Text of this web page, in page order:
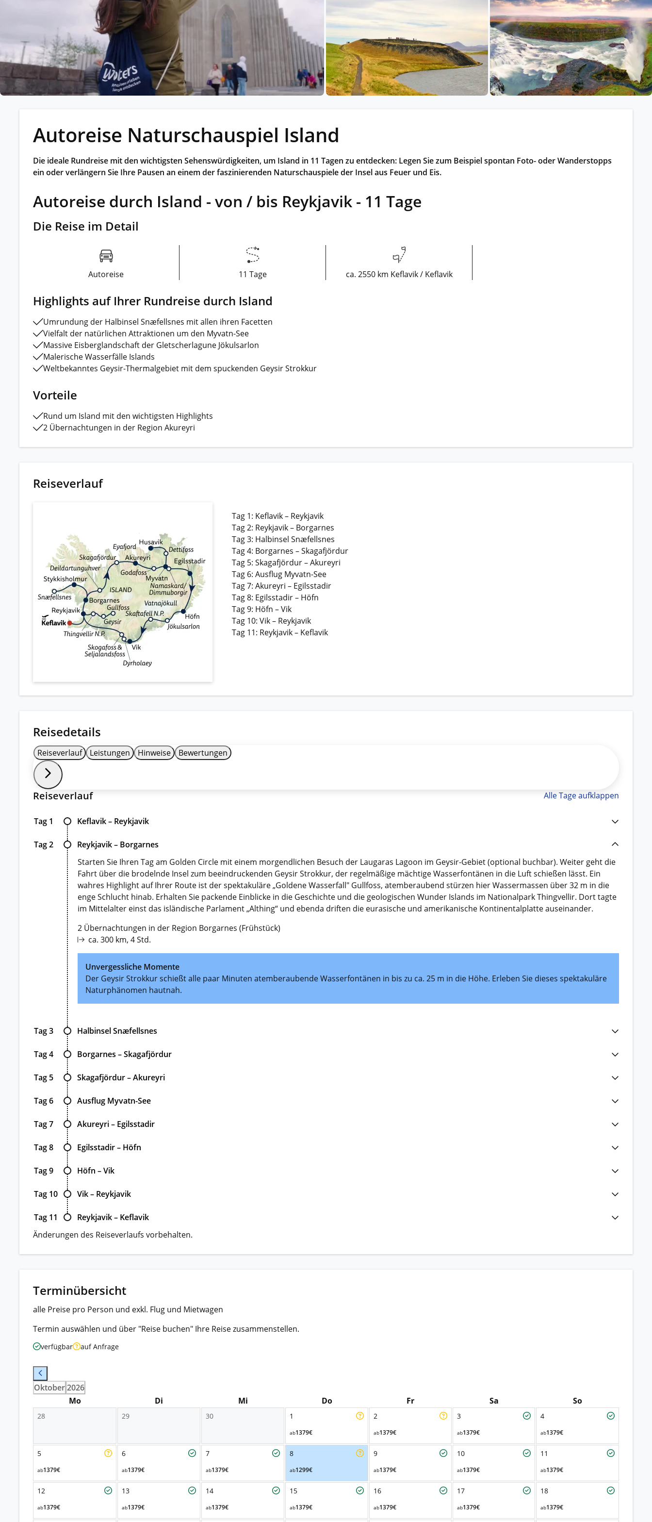
Kleingruppenreisen
Reisen in kleinen Gruppen mit max. 18
Teilnehmern – persönlich, intensiv und
Alle Gruppenreisen
Eine Stadt als Ausgangspunkt für spannende
Erkundungen und Ausflüge in die Umgebung.
Alle Autoreisen & mehr
Landausflüge
Sehenswürdigkeiten an Land entdecken.
Alle Schiffsreisen
Autoreise Naturschauspiel Island
Die ideale Rundreise mit den wichtigsten Sehenswürdigkeiten, um Island in 11 Tagen zu entdecken: Legen Sie zum Beispiel spontan Foto- oder Wanderstopps
ein oder verlängern Sie Ihre Pausen an einem der faszinierenden Naturschauspiele der Insel aus Feuer und Eis.
Autoreise durch Island - von / bis Reykjavik - 11 Tage
Die Reise im Detail
Autoreise 11 Tage ca. 2550 km Keflavik / Keflavik
Highlights auf Ihrer Rundreise durch Island
Umrundung der Halbinsel Snæfellsnes mit allen ihren Facetten
Vielfalt der natürlichen Attraktionen um den Myvatn-See
Massive Eisberglandschaft der Gletscherlagune Jökulsarlon
Malerische Wasserfälle Islands
Weltbekanntes Geysir-Thermalgebiet mit dem spuckenden Geysir Strokkur
Vorteile
Rund um Island mit den wichtigsten Highlights
2 Übernachtungen in der Region Akureyri
Reiseverlauf
Tag 1: Keflavik – Reykjavik
Tag 2: Reykjavik – Borgarnes
Tag 3: Halbinsel Snæfellsnes
Tag 4: Borgarnes – Skagafjördur
Tag 5: Skagafjördur – Akureyri
Tag 6: Ausflug Myvatn-See
Tag 7: Akureyri – Egilsstadir
Tag 8: Egilsstadir – Höfn
Tag 9: Höfn – Vik
Tag 10: Vik – Reykjavik
Tag 11: Reykjavik – Keflavik
Reisedetails
Reiseverlauf Leistungen Hinweise Bewertungen
Reiseverlauf Alle Tage aufklappen
Tag 1 Keflavik – Reykjavik
Tag 2
Reykjavik – Borgarnes
Starten Sie Ihren Tag am Golden Circle mit einem morgendlichen Besuch der Laugaras Lagoon im Geysir-Gebiet (optional buchbar). Weiter geht die
Fahrt über die brodelnde Insel zum beeindruckenden Geysir Strokkur, der regelmäßige mächtige Wasserfontänen in die Luft schießen lässt. Ein
wahres Highlight auf Ihrer Route ist der spektakuläre „Goldene Wasserfall" Gullfoss, atemberaubend stürzen hier Wassermassen über 32 m in die
enge Schlucht hinab. Erhalten Sie packende Einblicke in die Geschichte und die geologischen Wunder Islands im Nationalpark Thingvellir. Dort tagte
im Mittelalter einst das isländische Parlament „Althing“ und ebenda driften die eurasische und amerikanische Kontinentalplatte auseinander.
2 Übernachtungen in der Region Borgarnes (Frühstück)
ca. 300 km, 4 Std.
Unvergessliche Momente
Der Geysir Strokkur schießt alle paar Minuten atemberaubende Wasserfontänen in bis zu ca. 25 m in die Höhe. Erleben Sie dieses spektakuläre
Naturphänomen hautnah.
Tag 3 Halbinsel Snæfellsnes
Tag 4 Borgarnes – Skagafjördur
Tag 5 Skagafjördur – Akureyri
Tag 6 Ausflug Myvatn-See
Tag 7 Akureyri – Egilsstadir
Tag 8 Egilsstadir – Höfn
Tag 9 Höfn – Vik
Tag 10 Vik – Reykjavik
Tag 11
Reykjavik – Keflavik
Änderungen des Reiseverlaufs vorbehalten.
Terminübersicht
alle Preise pro Person und exkl. Flug und Mietwagen
Termin auswählen und über "Reise buchen" Ihre Reise zusammenstellen.
verfügbar auf Anfrage
Oktober2026
Mo
Di Mi Do Fr Sa So
28 29 30 1
ab1379€
2
ab1379€
3
ab1379€
4
ab1379€
5
ab1379€
6
ab1379€
7
ab1379€
8
ab1299€
9
ab1379€
10
ab1379€
11
ab1379€
12
ab1379€
13
ab1379€
14
ab1379€
15
ab1379€
16
ab1379€
17
ab1379€
18
ab1379€